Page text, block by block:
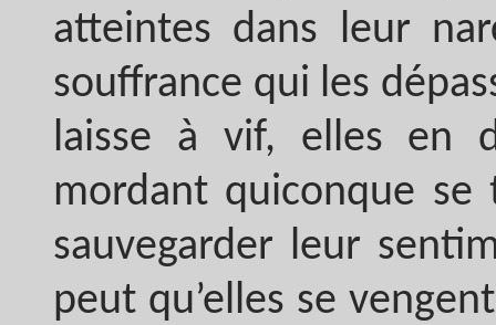
atteintes dans leur
souffrance qui les
laisse à vif, elles en
mordant quiconque
sauvegarder leur
peut qu’elles se